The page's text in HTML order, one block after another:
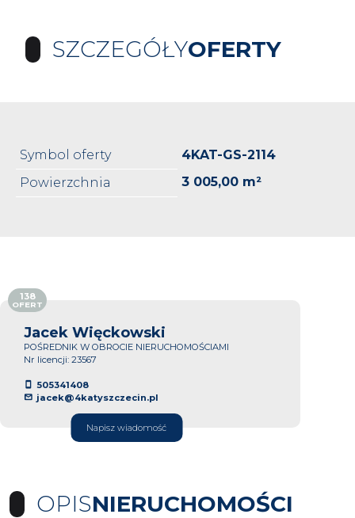
SZCZEGÓŁYOFERTY
Symbol oferty
4KAT-GS-2114
Powierzchnia
3 005,00 m²
Jacek Więckowski
POŚREDNIK W OBROCIE NIERUCHOMOŚCIAMI
Nr licencji: 23567
505341408
jacek@4katyszczecin.pl
Napisz wiadomość
138
OFERT
OPISNIERUCHOMOŚCI